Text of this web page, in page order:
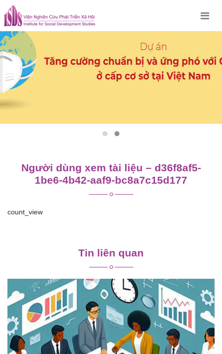
Skip
to
content
Người dùng xem tài liệu – d36f8af5-
1be6-4b42-aaf9-bc8a7c15d177
count_view
viết
Tin liên quan